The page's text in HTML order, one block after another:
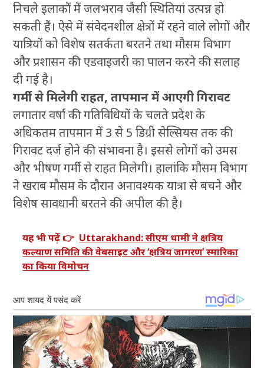
निचले इलाकों में जलभराव जैसी स्थितियां उत्पन्न हो
सकती हैं। ऐसे में संवेदनशील क्षेत्रों में रहने वाले लोगों और
यात्रियों को विशेष सतर्कता बरतने तथा मौसम विभाग
और प्रशासन की एडवाइजरी का पालन करने की सलाह
दी गई है।
गर्मी से मिलेगी राहत, तापमान में आएगी गिरावट
लगातार वर्षा की गतिविधियों के चलते प्रदेश के
अधिकतम तापमान में 3 से 5 डिग्री सेल्सियस तक की
गिरावट दर्ज होने की संभावना है। इससे लोगों को उमस
और भीषण गर्मी से राहत मिलेगी। हालांकि मौसम विभाग
ने खराब मौसम के दौरान अनावश्यक यात्रा से बचने और
विशेष सावधानी बरतने की अपील की है।
यह भी पढ़ें 👉 Uttarakhand: सीएम धामी ने क्षत्रिय
कल्याण समिति की वेबसाइट और ‘क्षत्रिय जागरण’ स्मारिका
का किया विमोचन